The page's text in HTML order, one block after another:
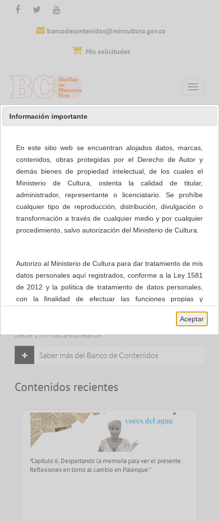
bancodecontenidos@mincultura.gov.co
Mis solicitudes
El Banco de Contenidos reúne la producción audiovisual, sonora
y multimedia apoyada y/o producida por el Ministerio de Cultura
desde 1989 hasta el presente
Saber más del Banco de Contenidos
Contenidos recientes
"Capítulo 6. Despertando la memoria para ver el presente.
Reflexiones en torno al cambio en Palenque."
Información importante
En este sitio web se encuentran alojados datos, marcas,
contenidos, obras protegidas por el Derecho de Autor y
demás bienes de propiedad intelectual, de los cuales el
Ministerio de Cultura, ostenta la calidad de titular,
administrador, representante o licenciatario. Se prohíbe
cualquier tipo de reproducción, distribución, divulgación o
transformación a través de cualquier medio y por cualquier
procedimiento, salvo autorización del Ministerio de Cultura.
Autorizo al Ministerio de Cultura para dar tratamiento de mis
datos personales aquí registrados, conforme a la Ley 1581
de 2012 y la política de tratamiento de datos personales,
con la finalidad de efectuar las funciones propias y
Aceptar